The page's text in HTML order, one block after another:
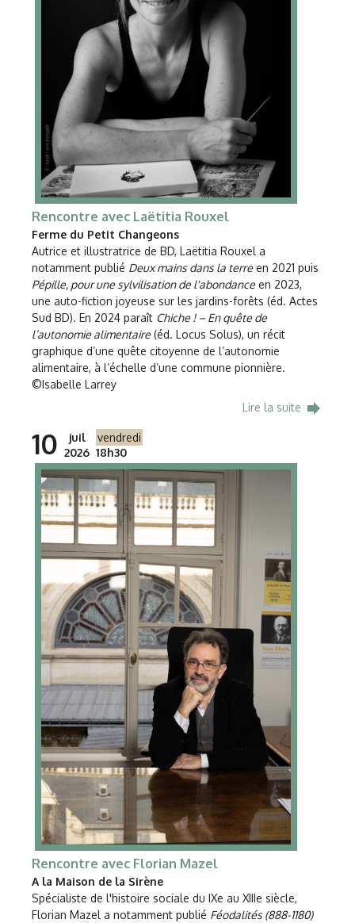
Rencontre avec Laëtitia Rouxel
Ferme du Petit Changeons
Autrice et illustratrice de BD, Laëtitia Rouxel a
notamment publié Deux mains dans la terreen 2021 puis
Pépille, pour une sylvilisation de l'abondanceen 2023,
une auto-fiction joyeuse sur les jardins-forêts (éd. Actes
Sud BD). En 2024 paraît Chiche ! – En quête de
l’autonomie alimentaire(éd. Locus Solus), un récit
graphique d’une quête citoyenne de l’autonomie
alimentaire, à l’échelle d’une commune pionnière.
©Isabelle Larrey
Lire la suite forward
10
juil
2026
vendredi
18h30
Rencontre avec Florian Mazel
A la Maison de la Sirène
Spécialiste de l'histoire sociale du IXe au XIIIe siècle,
Florian Mazel a notamment publié Féodalités (888-1180)